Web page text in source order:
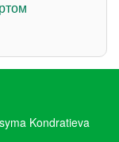
Kondratieva